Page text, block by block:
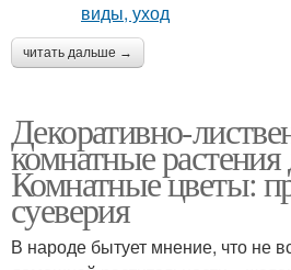
читать дальше →
Декоративно-
комнатные
Комнатные цветы:
суеверия
В народе бытует мнение, что не